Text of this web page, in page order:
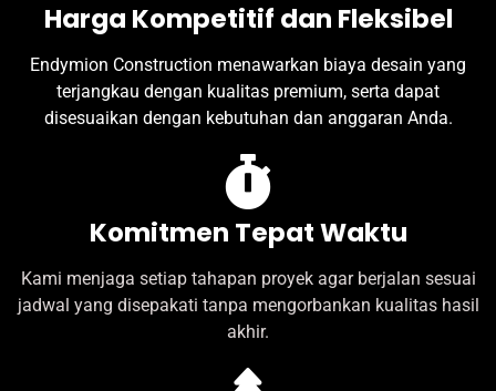
Harga Kompetitif dan Fleksibel
Endymion Construction menawarkan biaya desain yang
terjangkau dengan kualitas premium, serta dapat
disesuaikan dengan kebutuhan dan anggaran Anda.
Komitmen Tepat Waktu
Kami menjaga setiap tahapan proyek agar berjalan sesuai
jadwal yang disepakati tanpa mengorbankan kualitas hasil
akhir.